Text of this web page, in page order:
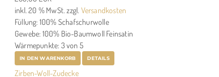
inkl. 20 % MwSt. zzgl. Versandkosten
Füllung: 100% Schafschurwolle
Gewebe: 100% Bio-Baumwoll Feinsatin
Wärmepunkte: 3 von 5
IN DEN WARENKORB DETAILS
Zirben-Woll-Zudecke